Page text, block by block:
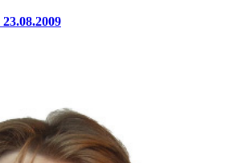
23.08.2009